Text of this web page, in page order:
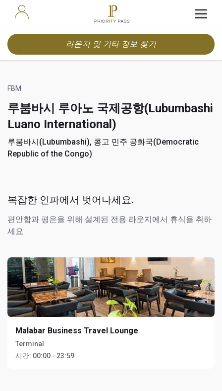
라운지 및 기타 정보 찾기
FBM
루붐바시 루아노 국제공항(Lubumbashi
Luano International)
루붐바시(Lubumbashi), 콩고 민주 공화국(Democratic
Republic of the Congo)
복잡한 인파에서 벗어나세요.
편안함과 평온을 위해 설계된 전용 라운지에서 휴식을 취하
세요.
Malabar Business Travel Lounge
Terminal
시간: 00:00 - 23:59